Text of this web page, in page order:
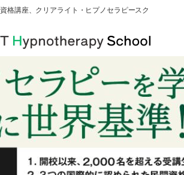
格講座、クリアライト・ヒプノセラピースク